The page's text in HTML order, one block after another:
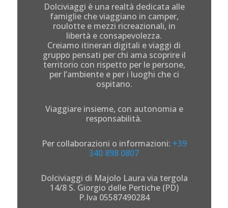
Dolciviaggi è una realtà dedicata alle
famiglie che viaggiano in camper,
roulotte e mezzi ricreazionali, in
libertà e consapevolezza.
Creiamo itinerari digitali e viaggi di
gruppo pensati per chi ama scoprire il
territorio con rispetto per le persone,
per l’ambiente e per i luoghi che ci
ospitano.
Viaggiare insieme, con autonomia e
responsabilità.
Per collaborazioni o informazioni: +39
340 898 0807
Dolciviaggi di Majolo Laura via tergola
14/8 S. Giorgio delle Pertiche (PD)
P.Iva 05587490284